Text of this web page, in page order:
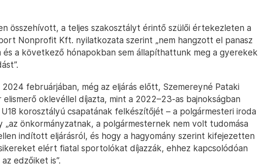
összehívott, a teljes szakosztályt érintő szülői értekezleten a
Nonprofit Kft. nyilatkozata szerint „nem hangzott el panasz
és a következő hónapokban sem állapíthattunk meg a gyerekek
februárjában, még az eljárás előtt, Szemereyné Pataki
elismerő oklevéllel díjazta, mint a 2022–23-as bajnokságban
korosztályú csapatának felkészítőjét – a polgármesteri iroda
„az önkormányzatnak, a polgármesternek nem volt tudomása
indított eljárásról, és hogy a hagyomány szerint kifejezetten
elért fiatal sportolókat díjazzák, ehhez kapcsolódóan
edzőiket is”.